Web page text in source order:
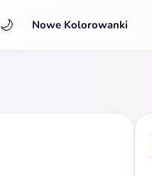
🌙 Nowe Kolorowanki